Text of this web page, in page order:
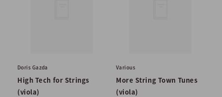
Doris Gazda
High Tech for Strings
(viola)
Various
More String Town Tunes
(viola)